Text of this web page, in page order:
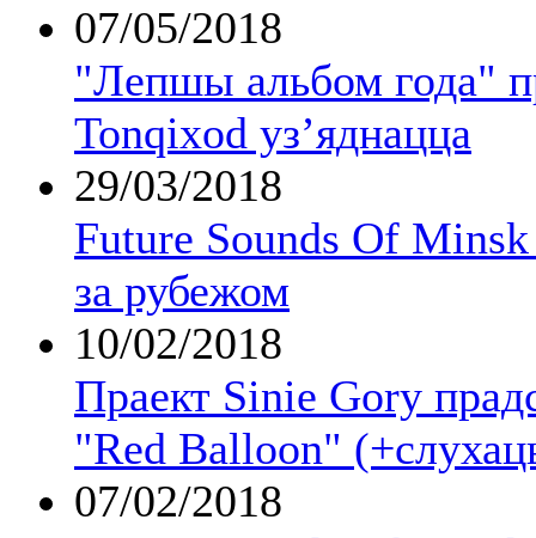
07/05/2018
"Лепшы альбом года"
Tonqixod уз’яднацца
29/03/2018
Future Sounds Of
за рубежом
10/02/2018
Праект Sinie Gory
"Red Balloon"
07/02/2018